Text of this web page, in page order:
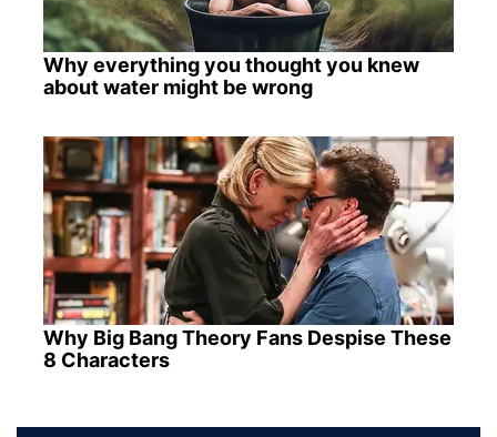
Why everything you thought you knew
about water might be wrong
Why Big Bang Theory Fans Despise These
8 Characters